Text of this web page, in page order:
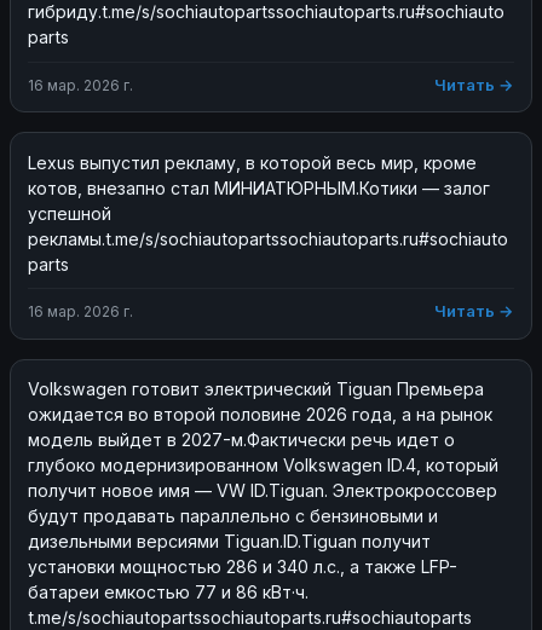
гибриду.t.me/s/sochiautopartssochiautoparts.ru#sochiauto
parts
16 мар. 2026 г. Читать →
Lexus выпустил рекламу, в которой весь мир, кроме
котов, внезапно стал МИНИАТЮРНЫМ.Котики — залог
успешной
рекламы.t.me/s/sochiautopartssochiautoparts.ru#sochiauto
parts
16 мар. 2026 г. Читать →
Volkswagen готовит электрический Tiguan Премьера
ожидается во второй половине 2026 года, а на рынок
модель выйдет в 2027-м.Фактически речь идет о
глубоко модернизированном Volkswagen ID.4, который
получит новое имя — VW ID.Tiguan. Электрокроссовер
будут продавать параллельно с бензиновыми и
дизельными версиями Tiguan.ID.Tiguan получит
установки мощностью 286 и 340 л.с., а также LFP-
батареи емкостью 77 и 86 кВт·ч.
t.me/s/sochiautopartssochiautoparts.ru#sochiautoparts